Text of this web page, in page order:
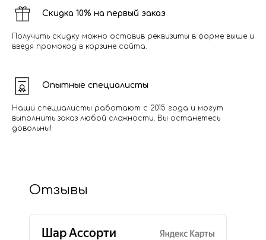
Скидка 10% на первый заказ
Получить скидку можно оставив реквизиты в форме выше и
введя промокод в корзине сайта.
Опытные специалисты
Наши специалисты работают с 2015 года и могут
выполнить заказ любой сложности. Вы останетесь
довольны!
Отзывы